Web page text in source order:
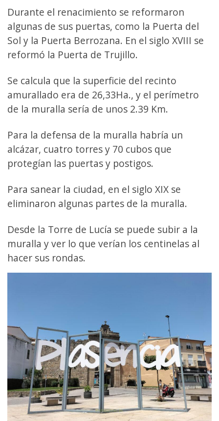
Durante el renacimiento se reformaron
algunas de sus puertas, como la Puerta del
Sol y la Puerta Berrozana. En el siglo XVIII se
reformó la Puerta de Trujillo.
Se calcula que la superficie del recinto
amurallado era de 26,33Ha., y el perímetro
de la muralla sería de unos 2.39 Km.
Para la defensa de la muralla habría un
alcázar, cuatro torres y 70 cubos que
protegían las puertas y postigos.
Para sanear la ciudad, en el siglo XIX se
eliminaron algunas partes de la muralla.
Desde la Torre de Lucía se puede subir a la
muralla y ver lo que verían los centinelas al
hacer sus rondas.